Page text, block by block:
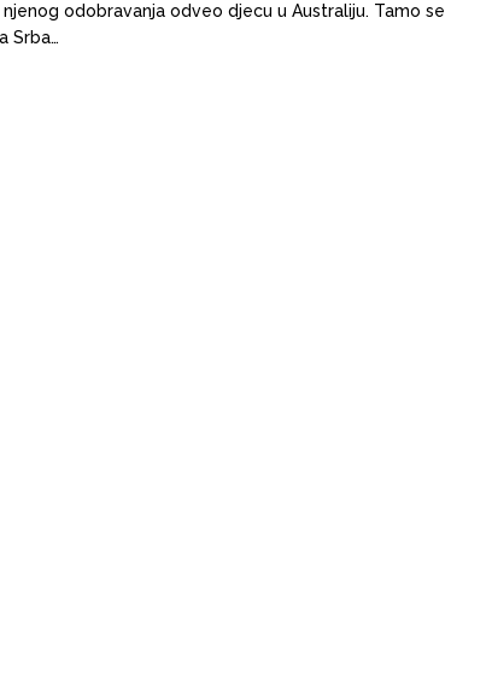
odobravanja odveo djecu u Australiju. Tamo se
Srba…